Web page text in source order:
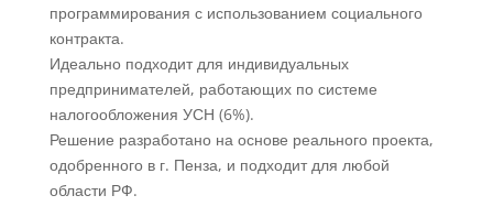
программирования с использованием социального
контракта.
Идеально подходит для индивидуальных
предпринимателей, работающих по системе
налогообложения УСН (6%).
Решение разработано на основе реального проекта,
одобренного в г. Пенза, и подходит для любой
области РФ.